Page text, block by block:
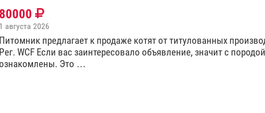
80000
1 августа 2026
Питомник предлагает к продаже котят от титулованных
Рег. WCF Если вас заинтересовало объявление, значит с
Это …